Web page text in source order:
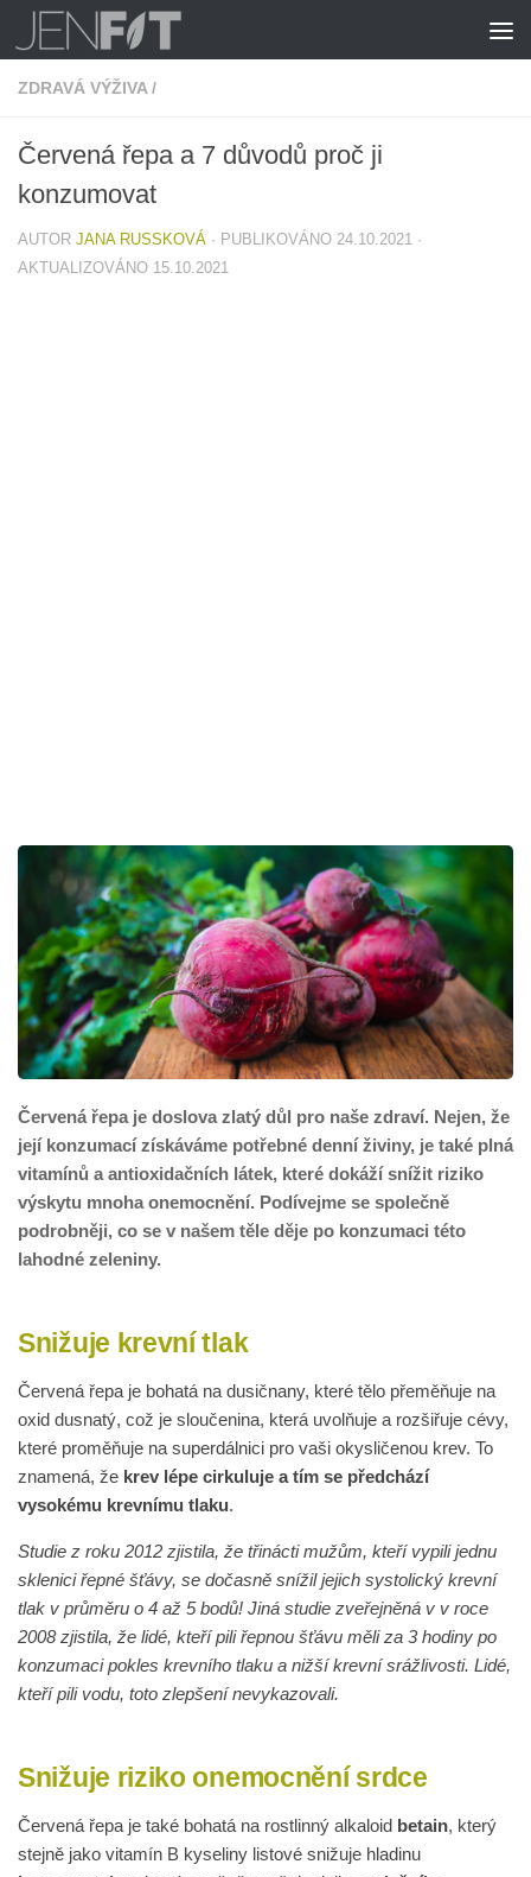
Skip to content
ZDRAVÁ VÝŽIVA /
Červená řepa a 7 důvodů proč ji
konzumovat
AUTOR JANA RUSSKOVÁ · PUBLIKOVÁNO 24.10.2021 ·
AKTUALIZOVÁNO 15.10.2021
Červená řepa je doslova zlatý důl pro naše zdraví. Nejen, že
její konzumací získáváme potřebné denní živiny, je také plná
vitamínů a antioxidačních látek, které dokáží snížit riziko
výskytu mnoha onemocnění. Podívejme se společně
podrobněji, co se v našem těle děje po konzumaci této
lahodné zeleniny.
Snižuje krevní tlak
Červená řepa je bohatá na dusičnany, které tělo přeměňuje na
oxid dusnatý, což je sloučenina, která uvolňuje a rozšiřuje cévy,
které proměňuje na superdálnici pro vaši okysličenou krev. To
znamená, že krev lépe cirkuluje a tím se předchází
vysokému krevnímu tlaku.
Studie z roku 2012 zjistila, že třinácti mužům, kteří vypili jednu
sklenici řepné šťávy, se dočasně snížil jejich systolický krevní
tlak v průměru o 4 až 5 bodů! Jiná studie zveřejněná v v roce
2008 zjistila, že lidé, kteří pili řepnou šťávu měli za 3 hodiny po
konzumaci pokles krevního tlaku a nižší krevní srážlivosti. Lidé,
kteří pili vodu, toto zlepšení nevykazovali.
Snižuje riziko onemocnění srdce
Červená řepa je také bohatá na rostlinný alkaloid betain, který
stejně jako vitamín B kyseliny listové snižuje hladinu